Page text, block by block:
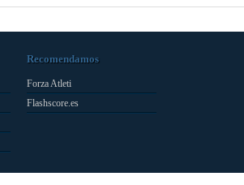
Recomendamos
Forza Atleti
Flashscore.es